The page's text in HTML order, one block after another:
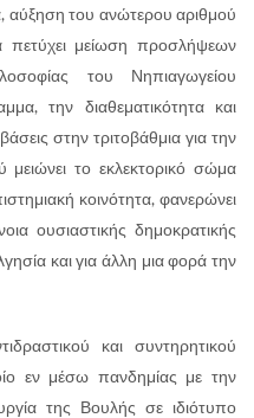
αύξηση του ανώτερου αριθμού
πετύχει μείωση προσλήψεων
του Νηπιαγωγείου
την διαθεματικότητα και
στην τριτοβάθμια για την
το εκλεκτορικό σώμα
κοινότητα, φανερώνει
ουσιαστικής δημοκρατικής
και για άλλη μια φορά την
και συντηρητικού
εν μέσω πανδημίας με την
της Βουλής σε ιδιότυπο